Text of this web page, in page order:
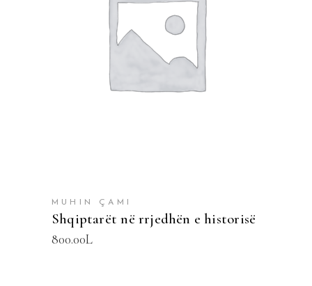
SHTOJE NË SHPORTË
MUHIN ÇAMI
Shqiptarët në rrjedhën e historisë
800.00L